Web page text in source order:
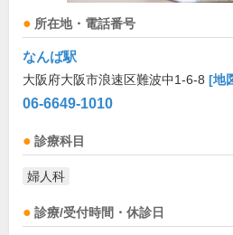
所在地・電話番号
なんば駅
大阪府大阪市浪速区難波中1-6-8 [地
06-6649-1010
診療科目
婦人科
診療/受付時間・休診日